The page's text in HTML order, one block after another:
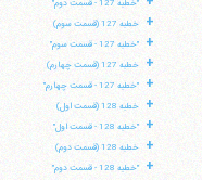
"خطبه 127 - قسمت دوم"
+ خطبه 127 (قسمت سوم)
+ "خطبه 127 - قسمت سوم"
+ خطبه 127 (قسمت چهارم)
+ "خطبه 127 - قسمت چهارم"
+ خطبه 128 (قسمت اول)
+ "خطبه 128 - قسمت اول"
+ خطبه 128 (قسمت دوم)
+ "خطبه 128 - قسمت دوم"